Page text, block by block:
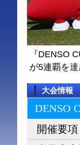
『DENSO
が5連覇を達
大会情報
DENSO
開催要